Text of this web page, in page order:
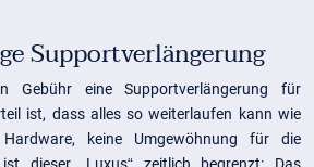
Supportverlängerung
Gebühr eine Supportverlängerung für
ist, dass alles so weiterlaufen kann wie
keine Umgewöhnung für die